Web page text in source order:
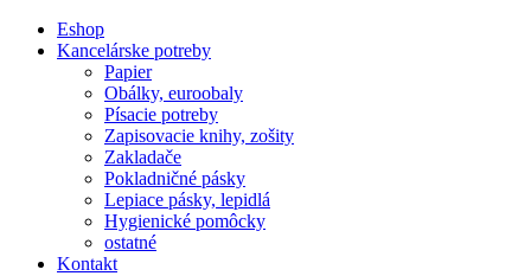
Eshop
Kancelárske potreby
Papier
Obálky, euroobaly
Písacie potreby
Zapisovacie knihy, zošity
Zakladače
Pokladničné pásky
Lepiace pásky, lepidlá
Hygienické pomôcky
ostatné
Kontakt